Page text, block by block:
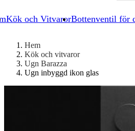
Kök och VitvarorBottenventil för
Hem
Kök och vitvaror
Ugn Barazza
Ugn inbyggd ikon glas